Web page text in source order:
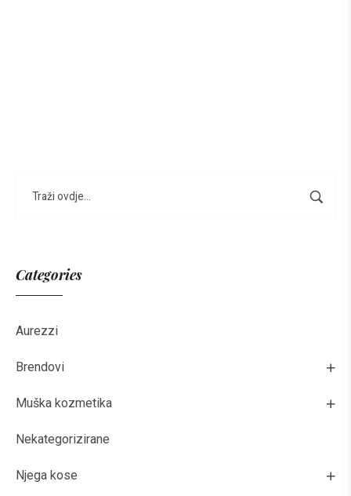
Categories
Aurezzi
Brendovi
Muška kozmetika
Nekategorizirane
Njega kose